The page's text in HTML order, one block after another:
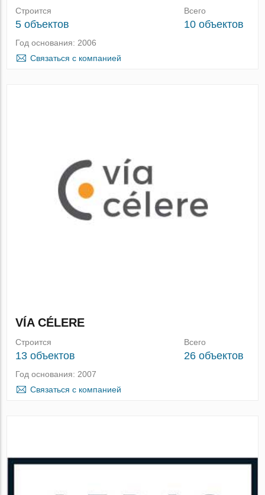
Строится
5 объектов
Всего
10 объектов
Год основания: 2006
Связаться с компанией
VÍA CÉLERE
Строится
13 объектов
Всего
26 объектов
Год основания: 2007
Связаться с компанией